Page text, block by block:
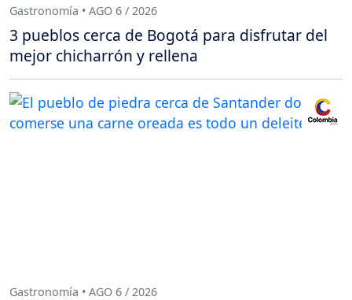
Gastronomía • AGO 6 / 2026
3 pueblos cerca de Bogotá para disfrutar del
mejor chicharrón y rellena
Gastronomía • AGO 6 / 2026